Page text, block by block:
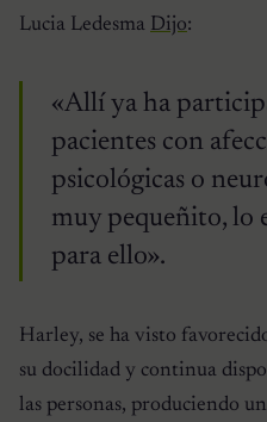
Lucia Ledesma Dijo:
«Allí ya ha
pacientes con
psicológicas o
muy pequeñito, lo
para ello».
Harley, se ha visto
su docilidad y continua
las personas, produciendo